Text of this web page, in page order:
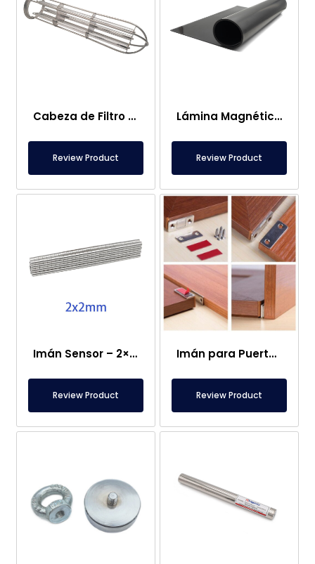
Cabeza de Filtro Magnético de Bolsa
Review Product
Lámina Magnética – Para Uso en el Suelo – Apto para Alimentos
Review Product
Imán Sensor – 2×2 mm
Review Product
Imán para Puerta de Caravana
Review Product